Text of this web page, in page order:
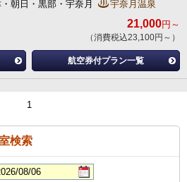
朝日・黒部・宇奈月 宇奈月温泉
21,000円～
（消費税込23,100円～）
航空券付プラン一覧
1
検索